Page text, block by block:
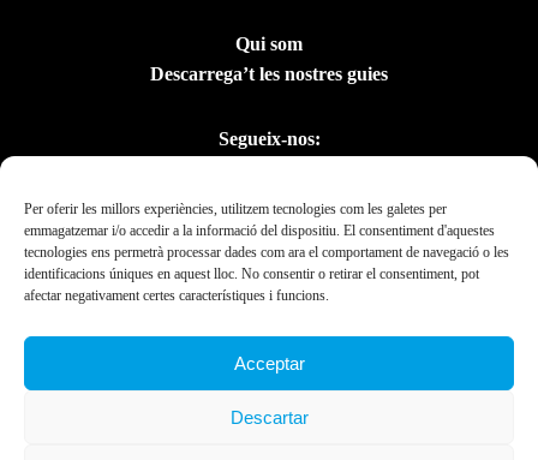
Per oferir les millors experiències, utilitzem tecnologies com les galetes per
emmagatzemar i/o accedir a la informació del dispositiu. El consentiment d'aquestes
tecnologies ens permetrà processar dades com ara el comportament de navegació o les
identificacions úniques en aquest lloc. No consentir o retirar el consentiment, pot
afectar negativament certes característiques i funcions.
Acceptar
Descartar
Qui som
Descarrega’t les nostres guies
Segueix-nos: